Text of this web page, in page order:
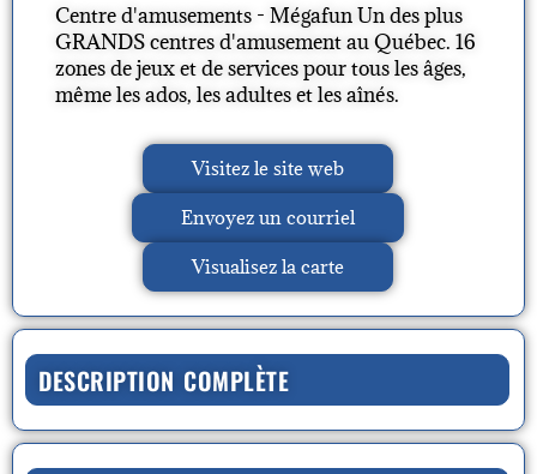
Centre d'amusements - Mégafun Un des plus
GRANDS centres d'amusement au Québec. 16
zones de jeux et de services pour tous les âges,
même les ados, les adultes et les aînés.
Visitez le site web
Envoyez un courriel
Visualisez la carte
DESCRIPTION COMPLÈTE